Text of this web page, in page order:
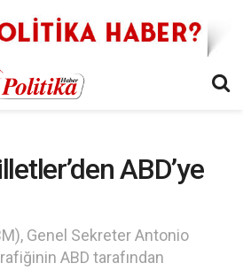
ABD’ye
Genel Sekreter Antonio
ABD tarafından